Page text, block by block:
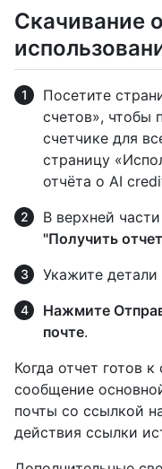
Скачивание
Посетите
счетов», чтобы
счетчике для
страницу
отчёта о AI
В верхней
"Получить отчет
Укажите детали
Нажмите
почте.
Когда отчет готов
сообщение
почты со ссылкой
действия ссылки